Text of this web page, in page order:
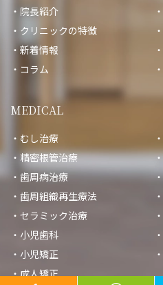
院長紹介
クリニックの特徴
新着情報
コラム
MEDICAL
むし治療
精密根管治療
歯周病治療
歯周組織再生療法
セラミック治療
小児歯科
小児矯正
成人矯正
© ないとうファミリー歯科クリニ